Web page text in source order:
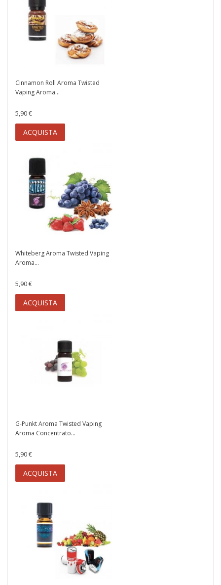
Cinnamon Roll Aroma Twisted
Vaping Aroma...
5,90 €
ACQUISTA
Whiteberg Aroma Twisted Vaping
Aroma...
5,90 €
ACQUISTA
G-Punkt Aroma Twisted Vaping
Aroma Concentrato...
5,90 €
ACQUISTA